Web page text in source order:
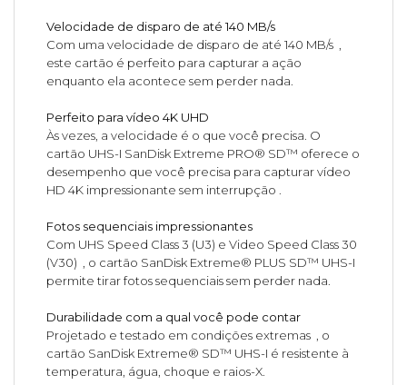
Velocidade de disparo de até 140 MB/s
Com uma velocidade de disparo de até 140 MB/s ,
este cartão é perfeito para capturar a ação
enquanto ela acontece sem perder nada.
Perfeito para vídeo 4K UHD
Às vezes, a velocidade é o que você precisa. O
cartão UHS-I SanDisk Extreme PRO® SD™ oferece o
desempenho que você precisa para capturar vídeo
HD 4K impressionante sem interrupção .
Fotos sequenciais impressionantes
Com UHS Speed Class 3 (U3) e Video Speed Class 30
(V30) , o cartão SanDisk Extreme® PLUS SD™ UHS-I
permite tirar fotos sequenciais sem perder nada.
Durabilidade com a qual você pode contar
Projetado e testado em condições extremas , o
cartão SanDisk Extreme® SD™ UHS-I é resistente à
temperatura, água, choque e raios-X.